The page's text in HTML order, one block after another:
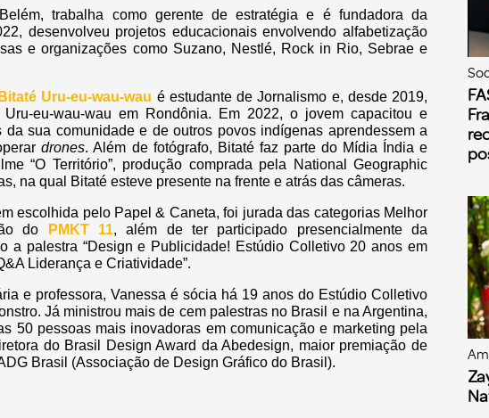
trabalha como gerente de estratégia e é fundadora da
desenvolveu projetos educacionais envolvendo alfabetização
e organizações como Suzano, Nestlé, Rock in Rio, Sebrae e
Bitaté Uru-eu-wau-wau é estudante de Jornalismo e, desde 2019,
eu-wau-wau em Rondônia. Em 2022, o jovem capacitou e
sua comunidade e de outros povos indígenas aprendessem a
drones. Além de fotógrafo, Bitaté faz parte do Mídia Índia e
“O Território”, produção comprada pela National Geographic
na qual Bitaté esteve presente na frente e atrás das câmeras.
escolhida pelo Papel & Caneta, foi jurada das categorias Melhor
do
PMKT 11, além de ter participado presencialmente da
a palestra “Design e Publicidade! Estúdio Colletivo 20 anos em
Liderança e Criatividade”.
e professora, Vanessa é sócia há 19 anos do Estúdio Colletivo
Já ministrou mais de cem palestras no Brasil e na Argentina,
50 pessoas mais inovadoras em comunicação e marketing pela
do Brasil Design Award da Abedesign, maior premiação de
Brasil (Associação de Design Gráfico do Brasil).